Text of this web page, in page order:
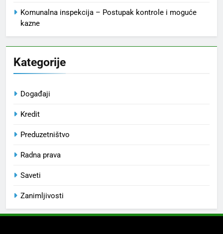
Komunalna inspekcija – Postupak kontrole i moguće
kazne
Kategorije
Događaji
Kredit
Preduzetništvo
Radna prava
Saveti
Zanimljivosti